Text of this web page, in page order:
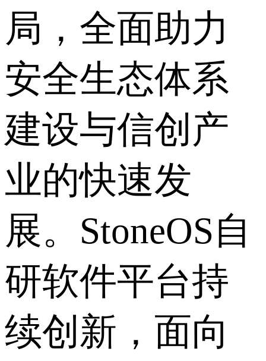
局，全面助力
安全生态体系
建设与信创产
业的快速发
展。StoneOS自
研软件平台持
续创新，面向